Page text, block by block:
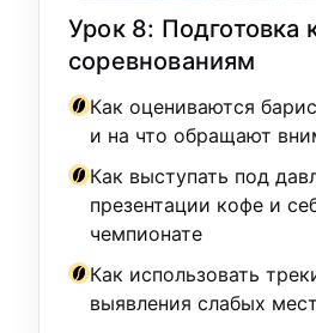
Урок 8: Подготовка
соревнованиям
Как оцениваются
и на что обращают
Как выступать под
презентации кофе и
чемпионате
Как использовать
выявления слабых мест